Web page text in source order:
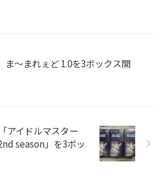
ま～まれぇど 1.0を3ボックス開
アイドルマスター
season」を3ボッ